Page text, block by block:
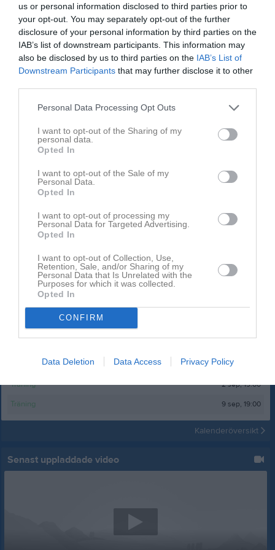
us or personal information disclosed to third parties prior to
your opt-out. You may separately opt-out of the further
disclosure of your personal information by third parties on the
IAB’s list of downstream participants. This information may
also be disclosed by us to third parties on the IAB’s List of
Downstream Participants that may further disclose it to other
Personal Data Processing Opt Outs
I want to opt-out of the Sharing of my
personal data.
Opted In
I want to opt-out of the Sale of my
Personal Data.
Opted In
I want to opt-out of processing my
Personal Data for Targeted Advertising.
Opted In
I want to opt-out of Collection, Use,
Retention, Sale, and/or Sharing of my
Personal Data that Is Unrelated with the
Purposes for which it was collected.
Opted In
CONFIRM
Data Deletion Data Access Privacy Policy
Idag så är det ingen som sticker ut mer än någon annan utan alla
jobbar o sliter för 3 poäng idag som var viktigt
MVH Thord
Dela Tweeta
Kommentera
SÄSONGEN ÄR IGÅNG!
På gång
Träning
26 aug, 19:00
Träning 2 sep, 19:00
Träning 9 sep, 19:00
Kalenderöversikt
Senast uppladdade video